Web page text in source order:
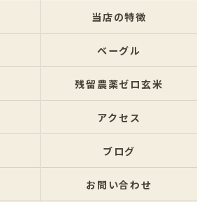
当店の特徴
ベーグル
残留農薬ゼロ玄米
アクセス
ブログ
お問い合わせ